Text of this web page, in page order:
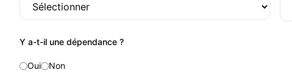
Y a-t-il une dépendance ?
Oui Non